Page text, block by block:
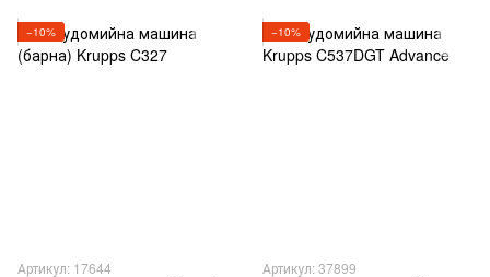
−10%
Артикул: 17644
−10%
Артикул: 37899